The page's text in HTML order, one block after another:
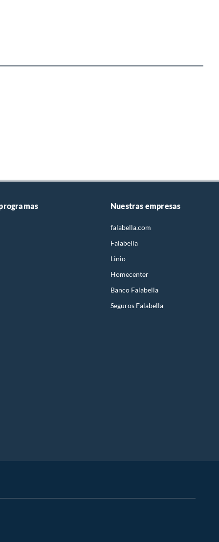
Nuestras empresas
falabella.com
Falabella
Linio
Homecenter
Banco Falabella
Seguros Falabella